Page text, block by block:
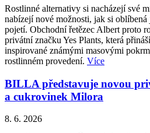
Rostlinné alternativy si nacházejí své
nabízejí nové možnosti, jak si
pojetí. Obchodní řetězec Albert proto
privátní značku Yes Plants, která
inspirované známými masovými
rostlinném provedení. Více
BILLA představuje novou
a cukrovinek Milora
8. 6. 2026